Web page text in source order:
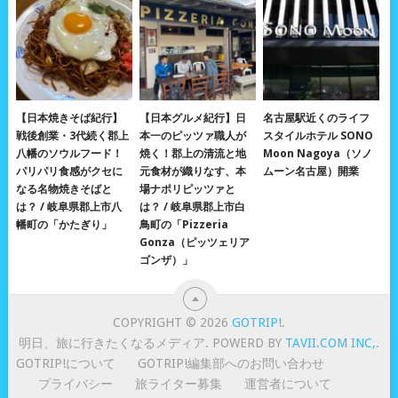
【日本焼きそば紀行】
戦後創業・3代続く郡上
八幡のソウルフード！
パリパリ食感がクセに
なる名物焼きそばと
は？ / 岐阜県郡上市八
幡町の「かたぎり」
【日本グルメ紀行】日
本一のピッツァ職人が
焼く！郡上の清流と地
元食材が織りなす、本
場ナポリピッツァと
は？ / 岐阜県郡上市白
鳥町の「Pizzeria
Gonza（ピッツェリア
ゴンザ）」
名古屋駅近くのライフ
スタイルホテル SONO
Moon Nagoya（ソノ
ムーン名古屋）開業
COPYRIGHT © 2026GOTRIP!.
明日、旅に行きたくなるメディア. POWERD BY TAVII.COM INC,.
GOTRIP!について
GOTRIP!編集部へのお問い合わせ
プライバシー
旅ライター募集
運営者について